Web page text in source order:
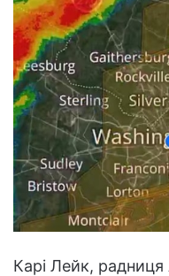
Карі Лейк,